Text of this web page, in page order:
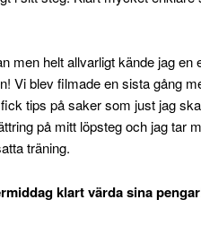
men helt allvarligt kände jag en
Vi blev filmade en sista gång
tips på saker som just jag
på mitt löpsteg och jag tar
träning.
klart värda sina